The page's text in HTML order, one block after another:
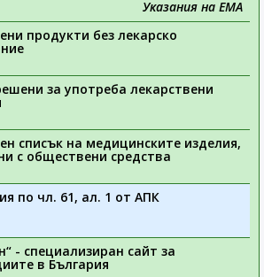
Указания на ЕМА
продукти без лекарско
за употреба лекарствени
списък на медицинските изделия,
с обществени средства
по чл. 61, ал. 1 от АПК
- специализиран сайт за
в България